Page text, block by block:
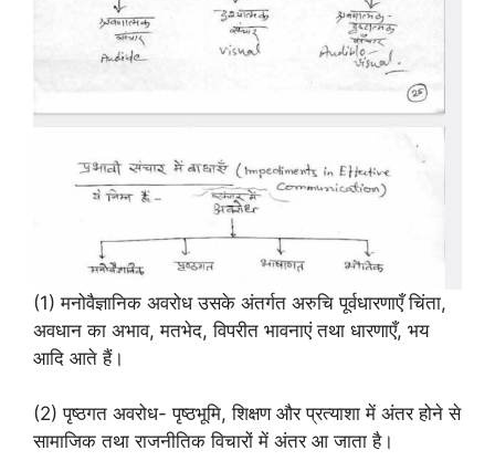
(1) मनोवैज्ञानिक अवरोध उसके अंतर्गत अरुचि पूर्वधारणाएँ चिंता,
अवधान का अभाव, मतभेद, विपरीत भावनाएं तथा धारणाएँ, भय
आदि आते हैं।
(2) पृष्ठगत अवरोध- पृष्ठभूमि, शिक्षण और प्रत्याशा में अंतर होने से
सामाजिक तथा राजनीतिक विचारों में अंतर आ जाता है।